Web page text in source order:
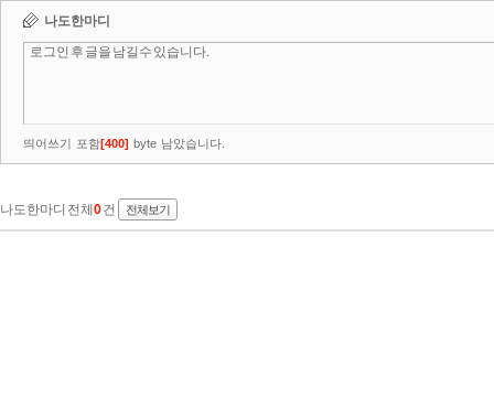
나도한마디
띄어쓰기 포함[400] byte 남았습니다.
나도한마디 전체 0건 전체보기